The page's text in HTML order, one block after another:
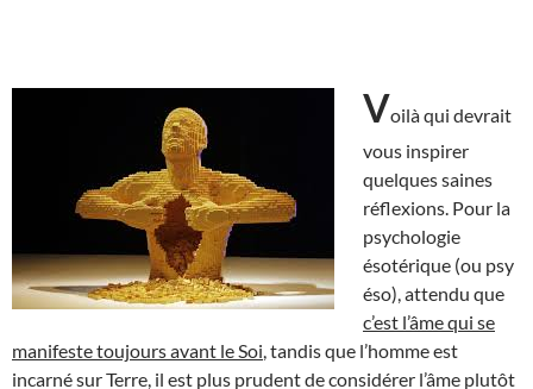
Voilà qui devrait
vous inspirer
quelques saines
réflexions. Pour la
psychologie
ésotérique (ou psy
éso), attendu que
c’est l’âme qui se
manifeste toujours avant le Soi , tandis que l’homme est
incarné sur Terre, il est plus prudent de considérer l’âme plutôt